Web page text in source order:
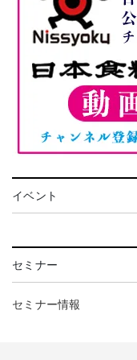
イベント
セミナー
セミナー情報